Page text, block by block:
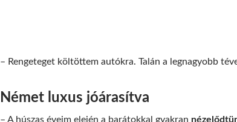
– Rengeteget költöttem autókra. Talán a legnagyobb
Német luxus jóárasítva
– A húszas éveim elején a barátokkal gyakran